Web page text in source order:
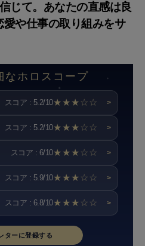
じて。あなたの直感は良
や仕事の取り組みをサ
なホロスコープ
スコア : 5.2/10★★★☆☆ >
スコア : 5.2/10★★★☆☆ >
スコア : 6/10★★★☆☆ >
スコア : 5.9/10★★★☆☆ >
スコア : 6.8/10★★★☆☆ >
ターに登録する